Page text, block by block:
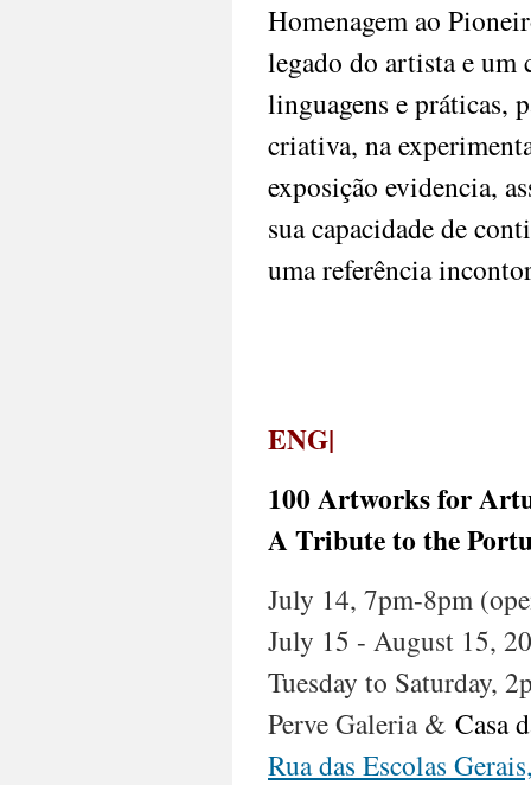
Homenagem ao
legado do artista e um
linguagens e práticas,
criativa, na
exposição evidencia,
sua capacidade de
uma referência
ENG|
100 Artworks for
A Tribute to the
July 14, 7pm-8pm
July 15 - August 15,
Tuesday to Saturday,
Perve Galeria & Casa
Rua das Escolas